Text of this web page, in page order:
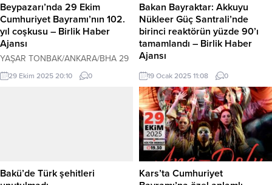
Beypazarı’nda 29 Ekim
Cumhuriyet Bayramı’nın 102.
yıl coşkusu – Birlik Haber
Ajansı
YAŞAR TONBAK/ANKARA/BHA 29
Ekim Cumhuriyet Bayramı’nın ve
Cumhuriyetin ilanının 102. Yılı
Kaymakamlık makamında tebrikleri
kabul etti. Akabinde, Şehir stadında
29 Ekim 2025 20:10 0
Bakan Bayraktar: Akkuyu
Nükleer Güç Santrali’nde
birinci reaktörün yüzde 90’ı
tamamlandı – Birlik Haber
Ajansı
ANKARA-BHA Enerji ve Tabii
Kaynaklar Bakanı Alparslan
Bayraktar, Akkuyu Nükleer Güç
Santrali’ndeki birinci reaktörün
tamamlanma oranının yüzde 90’ın
üzerinde olduğunu açıkladı.
Bayraktar, Sinop’ta nükleer enerji
mühendisliği öğrencileriyle bir
araya geldiği etkinlikte, Türkiye’nin
nükleer santral projeleri ve insan
19 Ocak 2025 11:08 0
Bakü’de Türk şehitleri
Kars’ta Cumhuriyet